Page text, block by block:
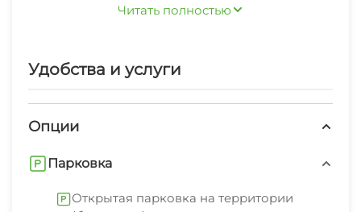
укомплектованы полотенцами и фенами. Так
взрослого.
Читать полностью
Удобства и услуги
Опции
Парковка
Открытая парковка на территории